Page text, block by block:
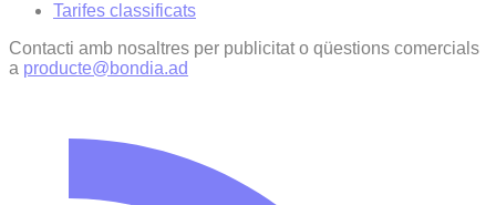
Tarifes classificats
Contacti amb nosaltres per publicitat o qüestions comercials
a producte@bondia.ad